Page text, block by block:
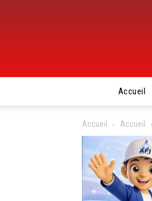
Accueil
Accueil Accueil